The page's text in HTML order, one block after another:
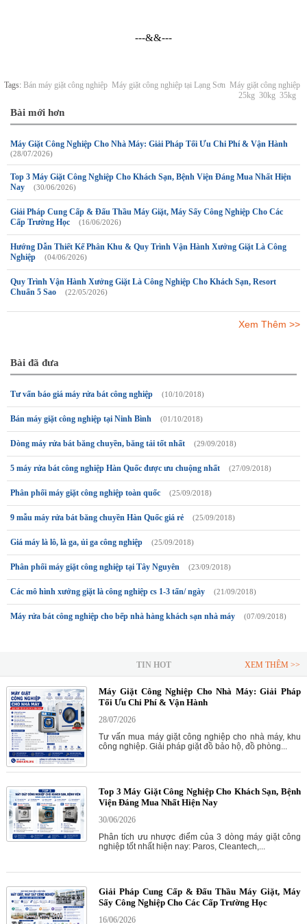
---&&---
Tags: Bán máy giặt công nghiệp Máy giặt công nghiệp tại Lạng Sơn Máy giặt công nghiệp
25kg 30kg 35kg
Bài mới hơn
Máy Giặt Công Nghiệp Cho Nhà Máy: Giải Pháp Tối Ưu Chi Phí & Vận Hành
(28/07/2026)
Top 3 Máy Giặt Công Nghiệp Cho Khách Sạn, Bệnh Viện Đáng Mua Nhất Hiện
Nay
(30/06/2026)
Giải Pháp Cung Cấp & Đấu Thầu Máy Giặt, Máy Sấy Công Nghiệp Cho Các
Cấp Trường Học
(16/06/2026)
Hướng Dẫn Thiết Kế Phân Khu & Quy Trình Vận Hành Xưởng Giặt Là Công
Nghiệp
(04/06/2026)
Quy Trình Vận Hành Xưởng Giặt Là Công Nghiệp Cho Khách Sạn, Resort
Chuẩn 5 Sao
(22/05/2026)
Xem Thêm >>
Bài đã đưa
Tư vấn báo giá máy rửa bát công nghiệp (10/10/2018)
Bán máy giặt công nghiệp tại Ninh Bình (01/10/2018)
Dòng máy rửa bát băng chuyền, băng tải tốt nhất (29/09/2018)
5 máy rửa bát công nghiệp Hàn Quốc được ưu chuộng nhất (27/09/2018)
Phân phối máy giặt công nghiệp toàn quốc (25/09/2018)
9 mẫu máy rửa bát băng chuyền Hàn Quốc giá rẻ (25/09/2018)
Giá máy là lô, là ga, ủi ga công nghiệp (25/09/2018)
Phân phối máy giặt công nghiệp tại Tây Nguyên (23/09/2018)
Các mô hình xưởng giặt là công nghiệp cs 1-3 tấn/ ngày (21/09/2018)
Máy rửa bát công nghiệp cho bếp nhà hàng khách sạn nhà máy (07/09/2018)
TIN HOT XEM THÊM >>
Máy Giặt Công Nghiệp Cho Nhà Máy: Giải Pháp
Tối Ưu Chi Phí & Vận Hành
28/07/2026
Tư vấn mua máy giặt công nghiệp cho nhà máy, khu
công nghiệp. Giải pháp giặt đồ bảo hộ, đồ phòng...
Top 3 Máy Giặt Công Nghiệp Cho Khách Sạn, Bệnh
Viện Đáng Mua Nhất Hiện Nay
30/06/2026
Phân tích ưu nhược điểm của 3 dòng máy giặt công
nghiệp tốt nhất hiện nay: Paros, Cleantech,...
Giải Pháp Cung Cấp & Đấu Thầu Máy Giặt, Máy
Sấy Công Nghiệp Cho Các Cấp Trường Học
16/06/2026